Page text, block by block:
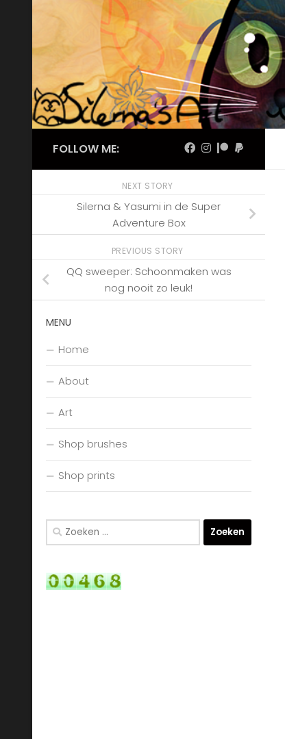
Skip to content
FOLLOW ME:
NEXT STORY
Silerna & Yasumi in de Super
Adventure Box
PREVIOUS STORY
QQ sweeper: Schoonmaken was
nog nooit zo leuk!
MENU
Home
About
Art
Shop brushes
Shop prints
Zoeken
naar: